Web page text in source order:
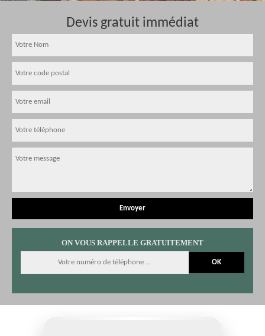
Devis gratuit immédiat
ON VOUS RAPPELLE GRATUITEMENT